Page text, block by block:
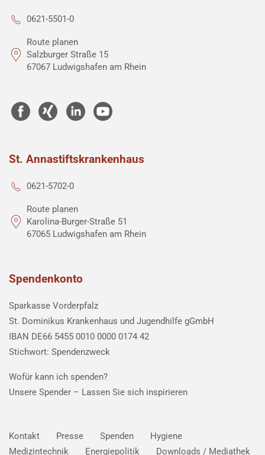
0621-5501-0
Route planen
Salzburger Straße 15
67067 Ludwigshafen am Rhein
St. Annastiftskrankenhaus
0621-5702-0
Route planen
Karolina-Burger-Straße 51
67065 Ludwigshafen am Rhein
Spendenkonto
Sparkasse Vorderpfalz
St. Dominikus Krankenhaus und Jugendhilfe gGmbH
IBAN DE66 5455 0010 0000 0174 42
Stichwort: Spendenzweck
Wofür kann ich spenden?
Unsere Spender – Lassen Sie sich inspirieren
Kontakt Presse Spenden
Hygiene
Medizintechnik
Energiepolitik Downloads / Mediathek